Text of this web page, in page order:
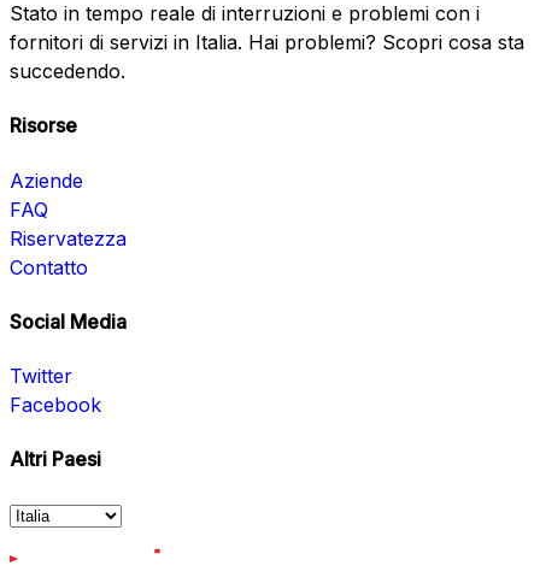
Stato in tempo reale di interruzioni e problemi con i
fornitori di servizi in Italia. Hai problemi? Scopri cosa sta
succedendo.
Risorse
Aziende
FAQ
Riservatezza
Contatto
Social Media
Twitter
Facebook
Altri Paesi